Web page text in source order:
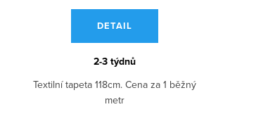
DETAIL
2-3 týdnů
Textilní tapeta 118cm. Cena za 1 běžný
metr